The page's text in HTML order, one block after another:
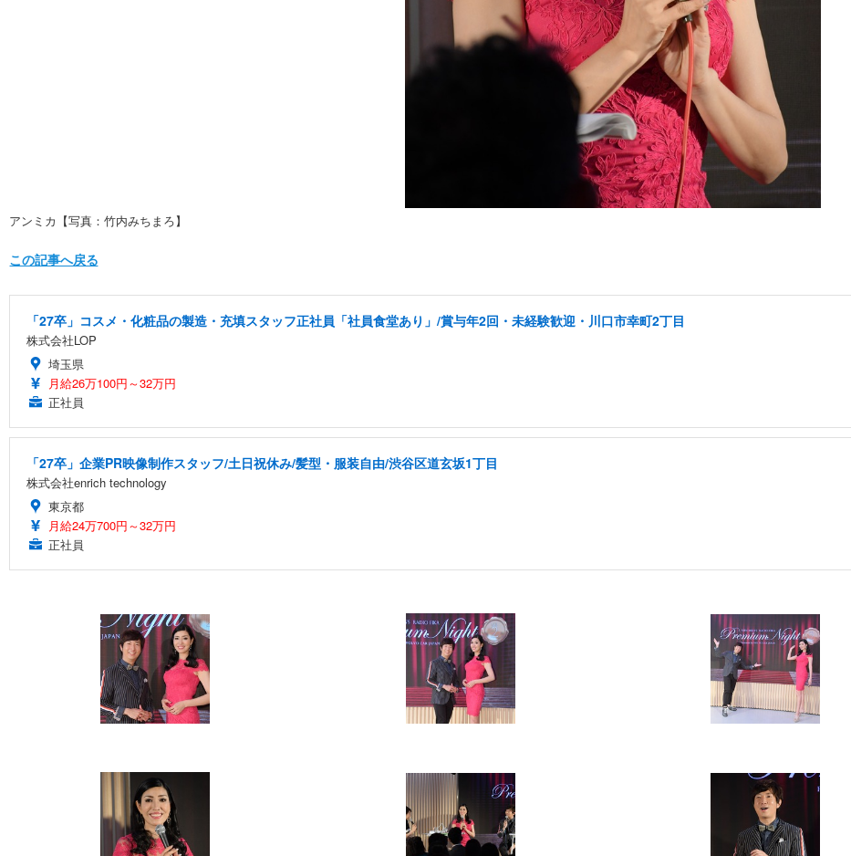
アンミカ【写真：竹内みちまろ】
この記事へ戻る
「27卒」コスメ・化粧品の製造・充填スタッフ正社員「社員食堂あり」/賞与年2回・未経験歓迎・川口市幸町2丁目
株式会社LOP
埼玉県
月給26万100円～32万円
正社員
「27卒」企業PR映像制作スタッフ/土日祝休み/髪型・服装自由/渋谷区道玄坂1丁目
株式会社enrich technology
東京都
月給24万700円～32万円
正社員